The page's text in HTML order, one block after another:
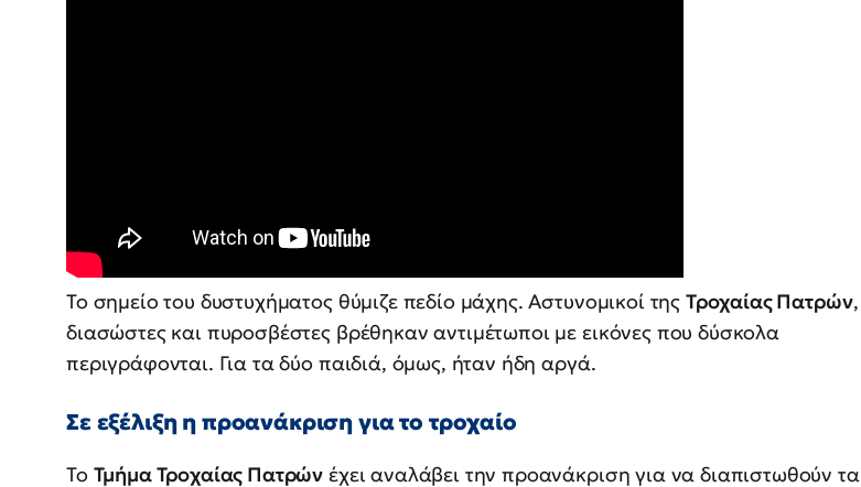
Το σημείο του δυστυχήματος θύμιζε πεδίο μάχης. Αστυνομικοί της Τροχαίας Πατρών,
διασώστες και πυροσβέστες βρέθηκαν αντιμέτωποι με εικόνες που δύσκολα
περιγράφονται. Για τα δύο παιδιά, όμως, ήταν ήδη αργά.
Σε εξέλιξη η προανάκριση για το τροχαίο
Το Τμήμα Τροχαίας Πατρών έχει αναλάβει την προανάκριση για να διαπιστωθούν τα